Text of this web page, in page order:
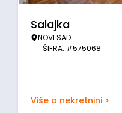
Salajka
NOVI SAD
ŠIFRA: #575068
Više o nekretnini >